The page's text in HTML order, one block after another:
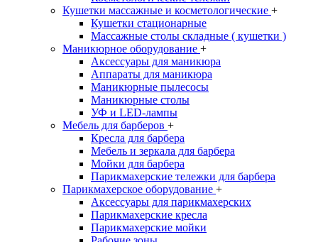
Кушетки массажные и косметологические +
Кушетки стационарные
Массажные столы складные ( кушетки )
Маникюрное оборудование +
Аксессуары для маникюра
Аппараты для маникюра
Маникюрные пылесосы
Маникюрные столы
УФ и LED-лампы
Мебель для барберов +
Кресла для барбера
Мебель и зеркала для барбера
Мойки для барбера
Парикмахерские тележки для барбера
Парикмахерское оборудование +
Аксессуары для парикмахерских
Парикмахерские кресла
Парикмахерские мойки